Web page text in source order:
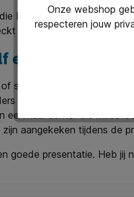
blijft hangen of een
voordat je begint.
en ben
staat met het geloof in
te boeien. Alleen als jij
eenmaal achter die
aangekeken tijdens de
goede presentatie. Heb jij
Onze webshop
respecteren jouw